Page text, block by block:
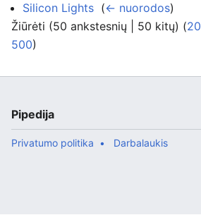
Silicon Lights (← nuorodos)
Žiūrėti (50 ankstesnių | 50 kitų) (20
500)
Pipedija
Privatumo politika Darbalaukis